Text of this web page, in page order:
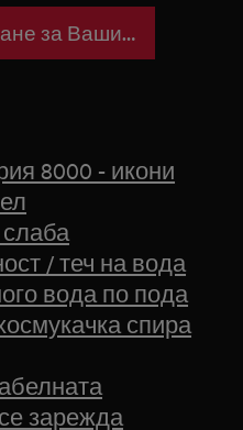
Свалете упътване за Вашия уред
8000 - икони
слаба
/ теч на вода
вода по пода
спира
зарежда